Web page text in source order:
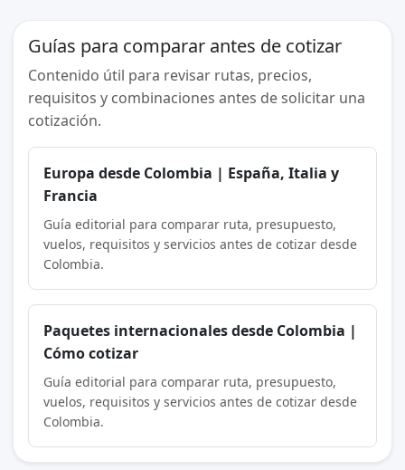
Guías para comparar antes de cotizar
Contenido útil para revisar rutas, precios,
requisitos y combinaciones antes de solicitar una
cotización.
Europa desde Colombia | España, Italia y
Francia
Guía editorial para comparar ruta, presupuesto,
vuelos, requisitos y servicios antes de cotizar desde
Colombia.
Paquetes internacionales desde Colombia |
Cómo cotizar
Guía editorial para comparar ruta, presupuesto,
vuelos, requisitos y servicios antes de cotizar desde
Colombia.